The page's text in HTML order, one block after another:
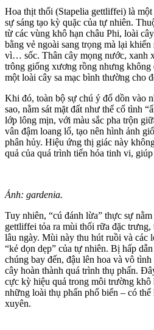
Hoa thịt thối (Stapelia gettliffei) là
sự sáng tạo kỳ quặc của tự nhiên.
từ các vùng khô hạn châu Phi, loài
bằng vẻ ngoài sang trọng mà lại
vì… sốc. Thân cây mọng nước, xanh
trông giống xương rồng nhưng không
một loài cây sa mạc bình thường cho
Khi đó, toàn bộ sự chú ý đổ dồn vào
sao, nằm sát mặt đất như thể cố tình
lớp lông mịn, với màu sắc pha trộn
vân đậm loang lổ, tạo nên hình ảnh
phân hủy. Hiệu ứng thị giác này
quả của quá trình tiến hóa tinh vi,
Ảnh: gardenia.
Tuy nhiên, “cú đánh lừa” thực sự
gettliffei tỏa ra mùi thối rữa đặc
lâu ngày. Mùi này thu hút ruồi và các
“kẻ dọn dẹp” của tự nhiên. Bị hấp
chúng bay đến, đậu lên hoa và vô
cây hoàn thành quá trình thụ phấn.
cực kỳ hiệu quả trong môi trường
những loài thụ phấn phổ biến – có
xuyên.